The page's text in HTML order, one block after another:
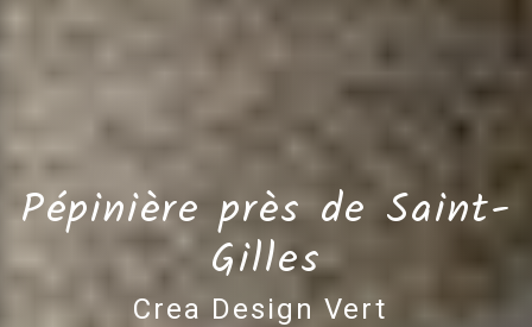
Pépinière près de Saint-
Gilles
Crea Design Vert